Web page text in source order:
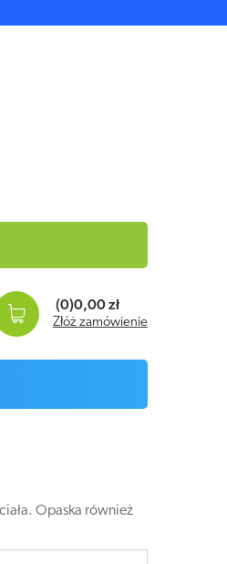
(0)0,00 zł
Złóż zamówienie
Opaska również